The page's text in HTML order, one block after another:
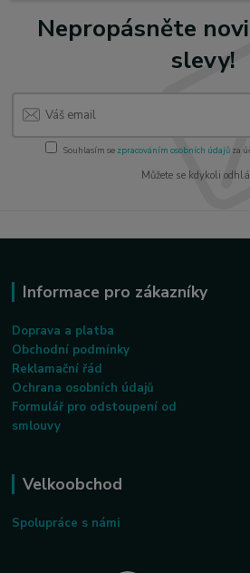
Nepropásněte
slevy!
Souhlasím se zpracováním osobních údajůza
Můžete se kdykoli
Informace pro zákazníky
Doprava a platba
Obchodní podmínky
Reklamační řád
Ochrana osobních údajů
Formulář pro odstoupení od
smlouvy
Velkoobchod
Spolupráce s námi